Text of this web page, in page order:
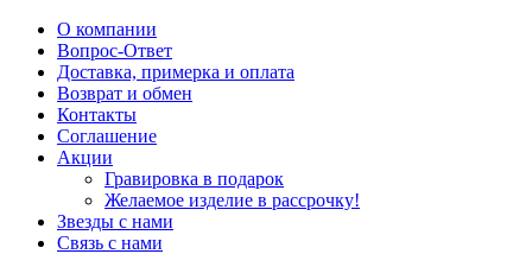
О компании
Вопрос-Ответ
Доставка, примерка и оплата
Возврат и обмен
Контакты
Соглашение
Акции
Гравировка в подарок
Желаемое изделие в рассрочку!
Звезды с нами
Связь с нами